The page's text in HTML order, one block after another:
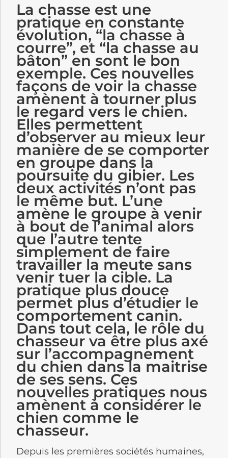
La chasse est une
pratique en constante
évolution, “la chasse à
courre”, et “la chasse au
bâton” en sont le bon
exemple. Ces nouvelles
façons de voir la chasse
amènent à tourner plus
le regard vers le chien.
Elles permettent
d’observer au mieux leur
manière de se comporter
en groupe dans la
poursuite du gibier. Les
deux activités n’ont pas
le même but. L’une
amène le groupe à venir
à bout de l’animal alors
que l’autre tente
simplement de faire
travailler la meute sans
venir tuer la cible. La
pratique plus douce
permet plus d’étudier le
comportement canin.
Dans tout cela, le rôle du
chasseur va être plus axé
sur l’accompagnement
du chien dans la maitrise
de ses sens. Ces
nouvelles pratiques nous
amènent à considérer le
chien comme le
chasseur.
Depuis les premières sociétés humaines,